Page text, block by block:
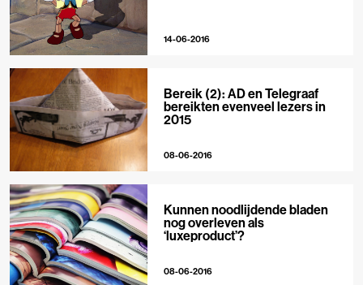
14-06-2016
Bereik (2): AD en Telegraaf
bereikten evenveel lezers in
2015
08-06-2016
Kunnen noodlijdende bladen
nog overleven als
‘luxeproduct’?
08-06-2016